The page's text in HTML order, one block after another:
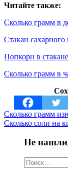
Читайте также:
Сколько грамм в
Стакан сахарного
Попкорн в
Сколько грамм в
Сколько грамм
Сколько соли на
Не
Найти: